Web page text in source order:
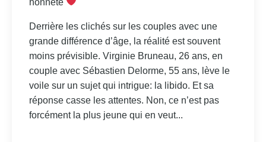
Derrière les clichés sur les couples avec une
grande différence d’âge, la réalité est souvent
moins prévisible. Virginie Bruneau, 26 ans, en
couple avec Sébastien Delorme, 55 ans, lève le
voile sur un sujet qui intrigue: la libido. Et sa
réponse casse les attentes. Non, ce n’est pas
forcément la plus jeune qui en veut...